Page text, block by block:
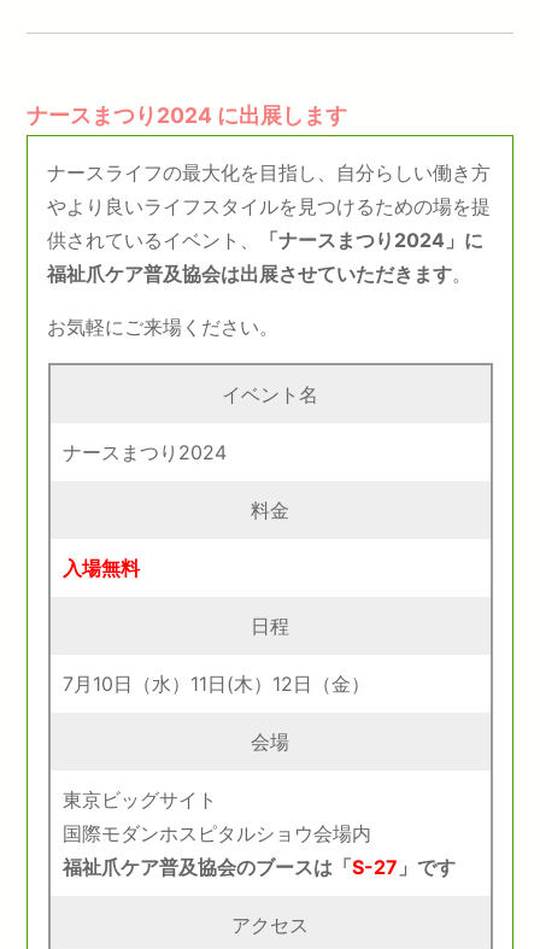
ナースまつり2024 に出展します
ナースライフの最⼤化を⽬指し、⾃分らしい働き⽅
やより良いライフスタイルを⾒つけるための場を提
供されているイベント、
「ナースまつり2024」に
福祉爪ケア普及協会は出展させていただきます。
お気軽にご来場ください。
イベント名
ナースまつり2024
料金
入場無料
日程
7月10日（水）11日(木）12日（金）
会場
東京ビッグサイト
国際モダンホスピタルショウ会場内
福祉爪ケア普及協会のブースは「S-27 」です
アクセス